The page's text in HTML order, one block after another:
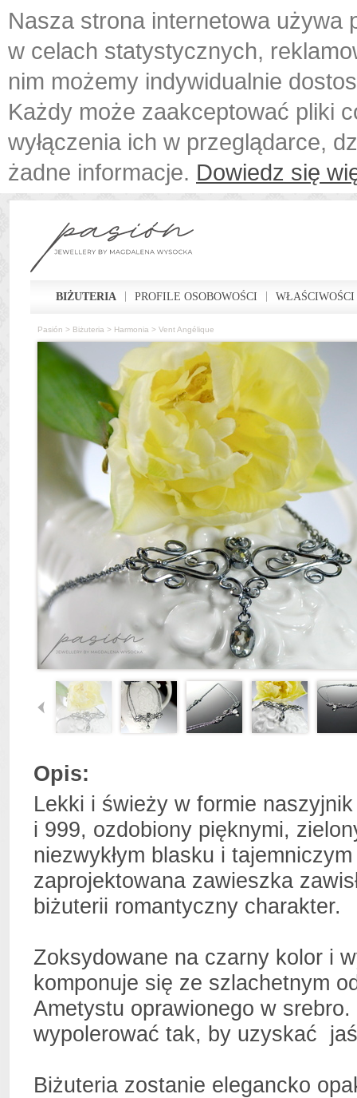
Nasza strona internetowa używa
w celach statystycznych,
nim możemy indywidualnie
Każdy może zaakceptować pliki
wyłączenia ich w przeglądarce,
żadne informacje. Dowiedz się
BIŻUTERIA PROFILE OSOBOWOŚCI
Pasión > Biżuteria > Harmonia > Vent Angélique
Opis:
Lekki i świeży w formie
i 999, ozdobiony pięknymi,
niezwykłym blasku i
zaprojektowana zawieszka
biżuterii romantyczny charakter.
Zoksydowane na czarny kolor i
komponuje się ze szlachetnym
Ametystu oprawionego w
wypolerować tak, by uzyskać
Biżuteria zostanie elegancko